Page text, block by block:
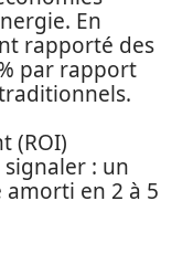
En
rapporté des
par rapport
(ROI)
: un
en 2 à 5